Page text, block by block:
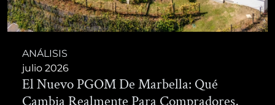
ANÁLISIS
julio 2026
El Nuevo PGOM De Marbella: Qué
Cambia Realmente Para Compradores,